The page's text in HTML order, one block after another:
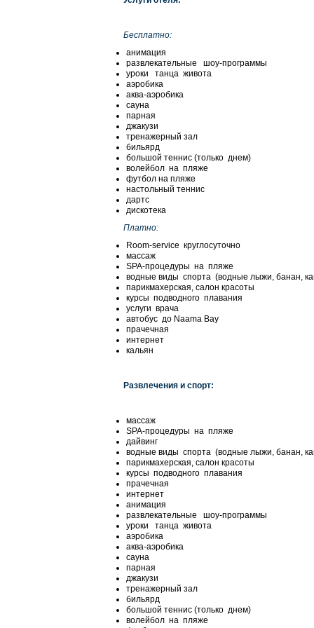
Бесплатно:
анимация
развлекательные шоу-программы
уроки танца живота
аэробика
аква-аэробика
сауна
парная
джакузи
тренажерный зал
бильярд
большой теннис (только днем)
волейбол на пляже
футбол на пляже
настольный теннис
дартс
дискотека
Платно:
Room-service круглосуточно
массаж
SPA-процедуры на пляже
водные виды спорта (водные лыжи, банан,
парикмахерская, салон красоты
курсы подводного плавания
услуги врача
автобус до Naama Bay
прачечная
интернет
кальян
Развлечения и спорт:
массаж
SPA-процедуры на пляже
дайвинг
водные виды спорта (водные лыжи, банан,
парикмахерская, салон красоты
курсы подводного плавания
прачечная
интернет
анимация
развлекательные шоу-программы
уроки танца живота
аэробика
аква-аэробика
сауна
парная
джакузи
тренажерный зал
бильярд
большой теннис (только днем)
волейбол на пляже